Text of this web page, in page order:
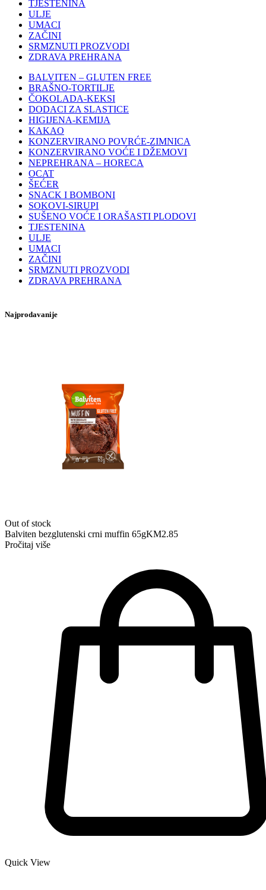
TJESTENINA
ULJE
UMACI
ZAČINI
SRMZNUTI PROZVODI
ZDRAVA PREHRANA
BALVITEN – GLUTEN FREE
BRAŠNO-TORTILJE
ČOKOLADA-KEKSI
DODACI ZA SLASTICE
HIGIJENA-KEMIJA
KAKAO
KONZERVIRANO POVRĆE-ZIMNICA
KONZERVIRANO VOĆE I DŽEMOVI
NEPREHRANA – HORECA
OCAT
ŠEĆER
SNACK I BOMBONI
SOKOVI-SIRUPI
SUŠENO VOĆE I ORAŠASTI PLODOVI
TJESTENINA
ULJE
UMACI
ZAČINI
SRMZNUTI PROZVODI
ZDRAVA PREHRANA
Najprodavanije
Out of stock
Balviten bezglutenski crni muffin 65gKM2.85
Pročitaj više
Quick View